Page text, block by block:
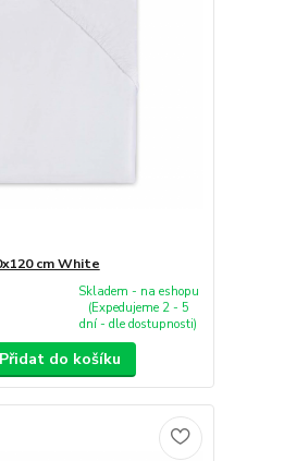
cm White
Skladem - na eshopu
(Expedujeme 2 - 5
dní - dle dostupnosti)
Přidat do košíku